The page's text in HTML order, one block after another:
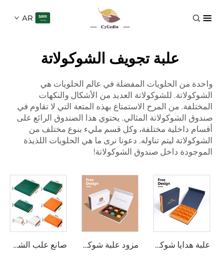
علبة تجويف الشوكولاتة
الحلويات المفضلة في عالم الحلويات هي
للشوكولاتة العديد من الأشكال والنكهات
من المرح الاستمتاع بهذه المتعة التي لا تقاوم في
المثالي. يحتوي هذا الصندوق الرائع على
مختلفة، وكل قسم مليء بنوع مختلف من
ليتم تناوله. دعونا نرى ما هي الحلويات اللذيذة
داخل صندوق الشوكولاتة!
علبة هدايا شوكولاتة بإغلاق مغناطيسي تعبئة فاخرة مخصصة للشوكولاتة، Kraft/ورق مع طباعة الشعار بالحروف المعدنية مزود علبة شوكولاتة فاخرة بإغلاق مغناطيسي - تصميم قابل لإعادة التدوير مخصص للاستخدام في البيع بالتجزئة، الهدايا المؤسسية، والعلامات التجارية صانع علب الشوكولاتة بأحجام متعددة علب تغليف الشوكولاتة المغناطيسية لإغلاق الكرتون المستخدم في تغليف الطعام